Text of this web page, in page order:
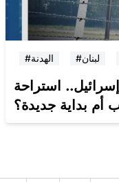
#الهدنة #لبنان
استراحة
أم بداية جديدة؟